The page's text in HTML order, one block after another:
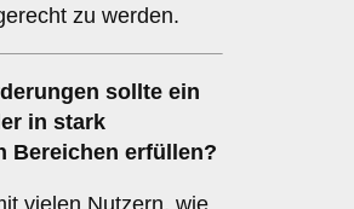
zu werden.
sollte ein
in stark
Bereichen erfüllen?